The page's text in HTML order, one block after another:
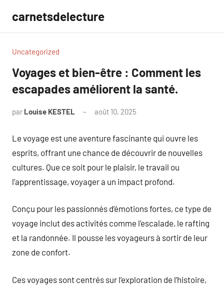
contenu
carnetsdelecture
Uncategorized
Voyages et bien-être : Comment les
escapades améliorent la santé.
par Louise KESTEL août 10, 2025
Le voyage est une aventure fascinante qui ouvre les
esprits, offrant une chance de découvrir de nouvelles
cultures. Que ce soit pour le plaisir, le travail ou
l’apprentissage, voyager a un impact profond.
Conçu pour les passionnés d’émotions fortes, ce type de
voyage inclut des activités comme l’escalade, le rafting
et la randonnée. Il pousse les voyageurs à sortir de leur
zone de confort.
Ces voyages sont centrés sur l’exploration de l’histoire,